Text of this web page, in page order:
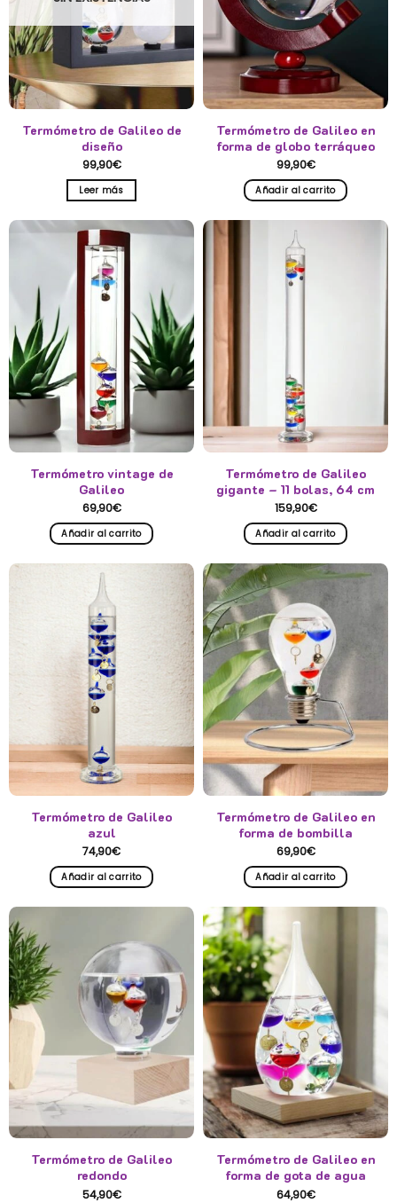
en
la
página
de
producto
Termómetro de Galileo de
diseño
99,90€
Leer más
Termómetro de Galileo en
forma de globo terráqueo
99,90€
Añadir al carrito
Termómetro vintage de
Galileo
69,90€
Añadir al carrito
Termómetro de Galileo
gigante – 11 bolas, 64 cm
159,90€
Añadir al carrito
Termómetro de Galileo
azul
74,90€
Añadir al carrito
Termómetro de Galileo en
forma de bombilla
69,90€
Añadir al carrito
Termómetro de Galileo
redondo
54,90€
Termómetro de Galileo en
forma de gota de agua
64,90€